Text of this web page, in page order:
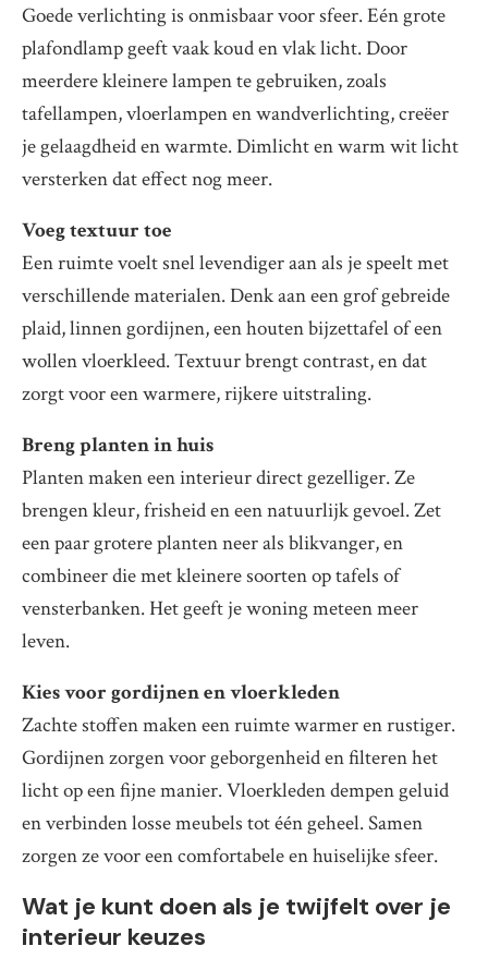
Goede verlichting is onmisbaar voor sfeer. Eén grote
plafondlamp geeft vaak koud en vlak licht. Door
meerdere kleinere lampen te gebruiken, zoals
tafellampen, vloerlampen en wandverlichting, creëer
je gelaagdheid en warmte. Dimlicht en warm wit licht
versterken dat effect nog meer.
Voeg textuur toe
Een ruimte voelt snel levendiger aan als je speelt met
verschillende materialen. Denk aan een grof gebreide
plaid, linnen gordijnen, een houten bijzettafel of een
wollen vloerkleed. Textuur brengt contrast, en dat
zorgt voor een warmere, rijkere uitstraling.
Breng planten in huis
Planten maken een interieur direct gezelliger. Ze
brengen kleur, frisheid en een natuurlijk gevoel. Zet
een paar grotere planten neer als blikvanger, en
combineer die met kleinere soorten op tafels of
vensterbanken. Het geeft je woning meteen meer
leven.
Kies voor gordijnen en vloerkleden
Zachte stoffen maken een ruimte warmer en rustiger.
Gordijnen zorgen voor geborgenheid en filteren het
licht op een fijne manier. Vloerkleden dempen geluid
en verbinden losse meubels tot één geheel. Samen
zorgen ze voor een comfortabele en huiselijke sfeer.
Wat je kunt doen als je twijfelt over je
interieur keuzes